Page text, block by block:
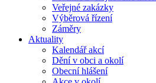
Veřejné zakázky
Výběrová řízení
Záměry
Aktuality
Kalendář akcí
Dění v obci a okolí
Obecní hlášení